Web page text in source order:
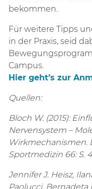
bekommen.
Für weitere Tipps
in der Praxis, seid
Campus.
Hier geht’s zur
Quellen:
Bloch W. (2015):
Nervensystem –
Wirkmechanismen.
Sportmedizin 66: S.
Jennifer J. Heisz,
Paolucci, Bernadeta